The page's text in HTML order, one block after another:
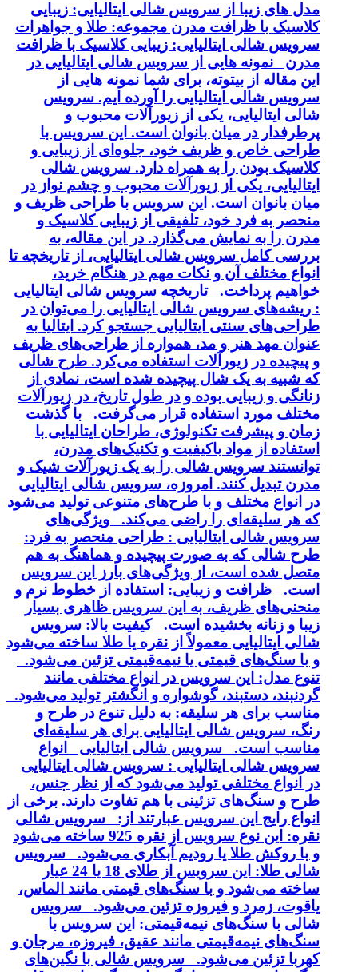
مدل های زیبا از سرویس شالی ایتالیایی: زیبایی
کلاسیک با ظرافت مدرن مجموعه: طلا و جواهرات
سرویس شالی ایتالیایی: زیبایی کلاسیک با ظرافت
مدرن نمونه هایی از سرویس شالی ایتالیایی در
این مقاله از بیتوته، برای شما نمونه هایی از
سرویس شالی ایتالیایی را آورده ایم. سرویس
شالی ایتالیایی، یکی از زیورآلات محبوب و
پرطرفدار در میان بانوان است. این سرویس با
طراحی خاص و ظریف خود، جلوه‌ای از زیبایی و
کلاسیک بودن را به همراه دارد. سرویس شالی
ایتالیایی، یکی از زیورآلات محبوب و چشم نواز در
میان بانوان است. این سرویس با طراحی ظریف و
منحصر به فرد خود، تلفیقی از زیبایی کلاسیک و
مدرن را به نمایش می‌گذارد. در این مقاله، به
بررسی کامل سرویس شالی ایتالیایی، از تاریخچه تا
انواع مختلف آن و نکات مهم در هنگام خرید،
خواهیم پرداخت. تاریخچه سرویس شالی ایتالیایی
: ریشه‌های سرویس شالی ایتالیایی را می‌توان در
طراحی‌های سنتی ایتالیایی جستجو کرد. ایتالیا به
عنوان مهد هنر و مد، همواره از طراحی‌های ظریف
و پیچیده در زیورآلات استفاده می‌کرد. طرح شالی
که شبیه به یک شال پیچیده شده است، نمادی از
زنانگی و زیبایی بوده و در طول تاریخ، در زیورآلات
مختلف مورد استفاده قرار می‌گرفت. با گذشت
زمان و پیشرفت تکنولوژی، طراحان ایتالیایی با
استفاده از مواد باکیفیت و تکنیک‌های مدرن،
توانستند سرویس شالی را به یک زیورآلات شیک و
مدرن تبدیل کنند. امروزه، سرویس شالی ایتالیایی
در انواع مختلف و با طرح‌های متنوعی تولید می‌شود
که هر سلیقه‌ای را راضی می‌کند. ویژگی‌های
سرویس شالی ایتالیایی : طراحی منحصر به فرد:
طرح شالی که به صورت پیچیده و هماهنگ به هم
متصل شده است، از ویژگی‌های بارز این سرویس
است. ظرافت و زیبایی: استفاده از خطوط نرم و
منحنی‌های ظریف، به این سرویس ظاهری بسیار
زیبا و زنانه بخشیده است. کیفیت بالا: سرویس
شالی ایتالیایی معمولاً از نقره یا طلا ساخته می‌شود
و با سنگ‌های قیمتی یا نیمه‌قیمتی تزئین می‌شود.
تنوع مدل: این سرویس در انواع مختلفی مانند
گردنبند، دستبند، گوشواره و انگشتر تولید می‌شود.
مناسب برای هر سلیقه: به دلیل تنوع در طرح و
رنگ، سرویس شالی ایتالیایی برای هر سلیقه‌ای
مناسب است. سرویس شالی ایتالیایی انواع
سرویس شالی ایتالیایی : سرویس شالی ایتالیایی
در انواع مختلفی تولید می‌شود که از نظر جنس،
طرح و سنگ‌های تزئینی با هم تفاوت دارند. برخی از
انواع رایج این سرویس عبارتند از: سرویس شالی
نقره: این نوع سرویس از نقره 925 ساخته می‌شود
و با روکش طلا یا رودیم آبکاری می‌شود. سرویس
شالی طلا: این سرویس از طلای 18 یا 24 عیار
ساخته می‌شود و با سنگ‌های قیمتی مانند الماس،
یاقوت، زمرد و فیروزه تزئین می‌شود. سرویس
شالی با سنگ‌های نیمه‌قیمتی: این سرویس با
سنگ‌های نیمه‌قیمتی مانند عقیق، فیروزه، مرجان و
کهربا تزئین می‌شود. سرویس شالی با نگین‌های